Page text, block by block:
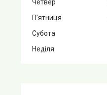
Четвер
Пʼятниця
Субота
Неділя